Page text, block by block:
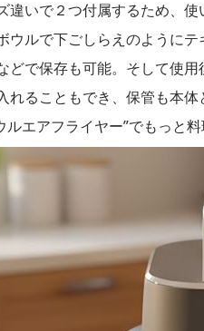
違いで２つ付属するため、
ウルで下ごしらえのように
どで保存も可能。そして使
れることもでき、保管も本
ルエアフライヤー”でもっと